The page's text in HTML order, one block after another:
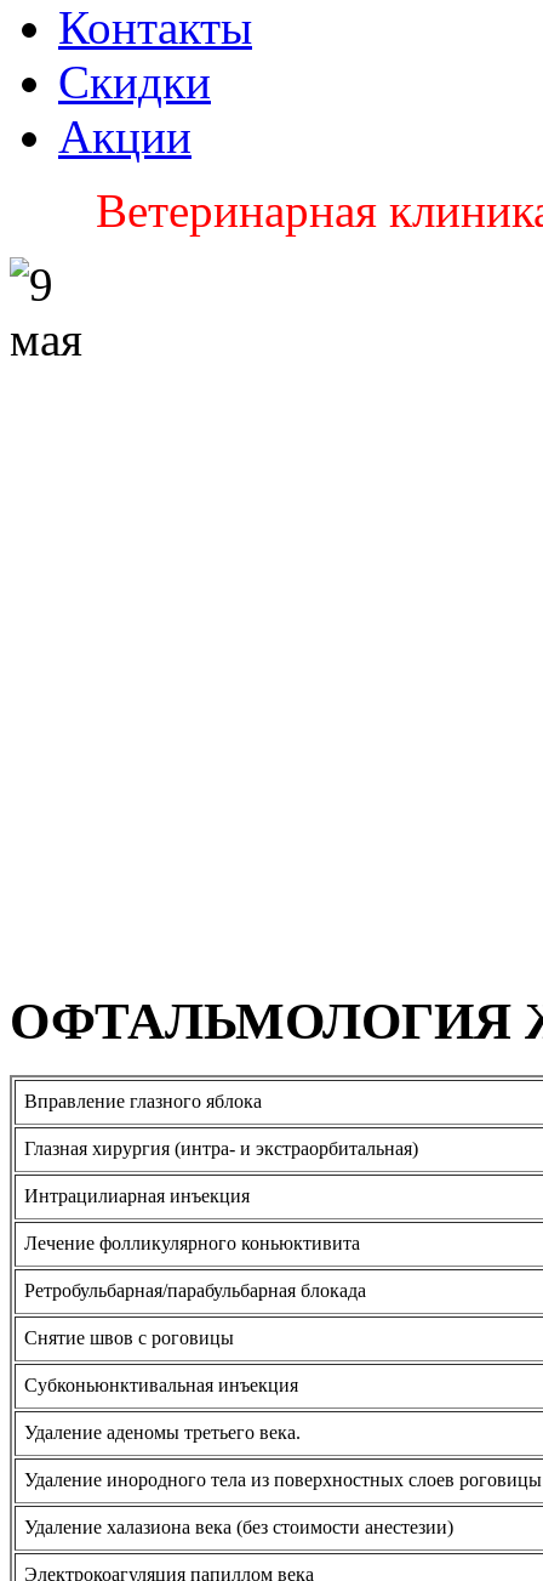
Контакты
Скидки
Акции
Ветеринарная
ОФТАЛЬМОЛОГИЯ
Вправление глазного яблока
Глазная хирургия (интра- и экстраорбитальная)
Интрацилиарная инъекция
Лечение фолликулярного коньюктивита
Ретробульбарная/парабульбарная блокада
Снятие швов с роговицы
Субконьюнктивальная инъекция
Удаление аденомы третьего века.
Удаление инородного тела из поверхностных слоев роговицы
Удаление халазиона века (без стоимости анестезии)
Электрокоагуляция папиллом века